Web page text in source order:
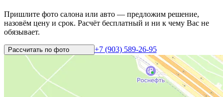
Пришлите фото салона или авто — предложим решение,
назовём цену и срок. Расчёт бесплатный и ни к чему Вас не
обязывает.
Рассчитать по фото +7 (903) 589-26-95